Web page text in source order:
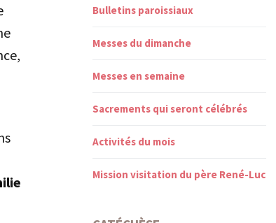
Bulletins paroissiaux
Messes du dimanche
Messes en semaine
Sacrements qui seront célébrés
Activités du mois
Mission visitation du père René-Luc